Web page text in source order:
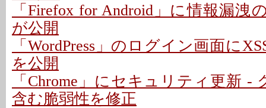
「Firefox for Android」に情報漏洩
が公開
「WordPress」のログイン画面に
を公開
「Chrome」にセキュリティ更新 -
含む脆弱性を修正